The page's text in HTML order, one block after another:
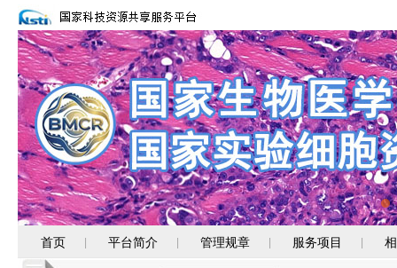
首页 平台简介 管理规章 服务项目